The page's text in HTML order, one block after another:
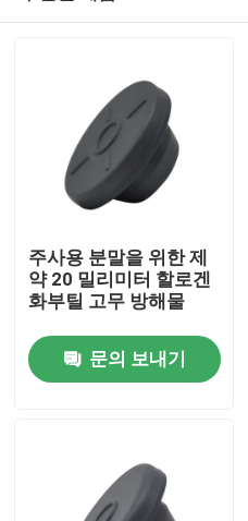
홈
회사 소개
주사용 분말을 위한 제
약 20 밀리미터 할로겐
화부틸 고무 방해물
문의 보내기